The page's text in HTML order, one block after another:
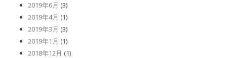
2019年6月 (3)
2019年4月 (1)
2019年3月 (3)
2019年1月 (1)
2018年12月 (1)